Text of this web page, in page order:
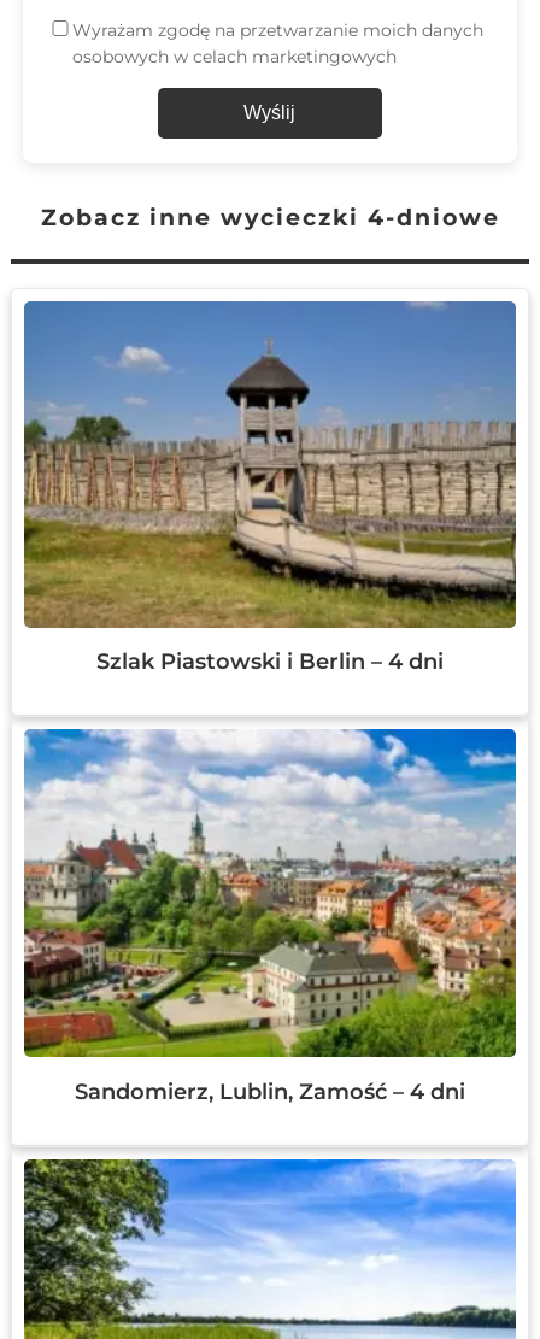
Wyrażam zgodę na przetwarzanie moich danych
osobowych w celach marketingowych
Wyślij
Zobacz inne wycieczki 4-dniowe
Szlak Piastowski i Berlin – 4 dni
Sandomierz, Lublin, Zamość – 4 dni